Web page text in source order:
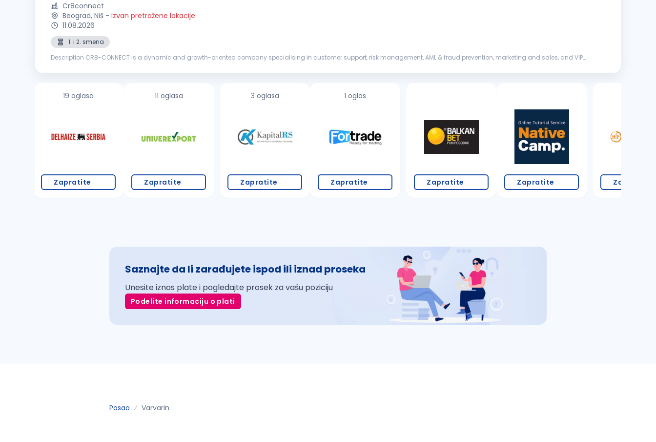
Cr8connect
Beograd, Niš - Izvan pretražene lokacije
11.08.2026
1. i 2. smena
Description CR8-CONNECT is a dynamic and growth-oriented company specialising in customer support, risk management, AML & fraud prevention, marketing and sales, and VIP
19 oglasa
Zapratite
11 oglasa
Zapratite
3 oglasa
Zapratite
1 oglas
Zapratite Zapratite Zapratite Zapratite
Saznajte da li zarađujete ispod ili iznad proseka
Unesite iznos plate i pogledajte prosek za vašu poziciju
Podelite informaciju o plati
Posao Varvarin